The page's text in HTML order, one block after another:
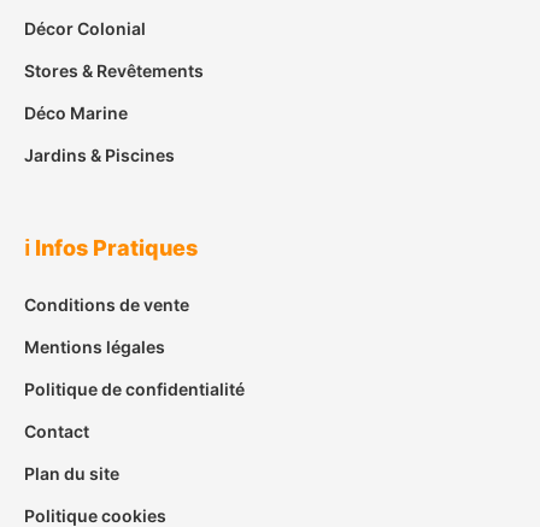
Décor Colonial
Stores & Revêtements
Déco Marine
Jardins & Piscines
ℹ️ Infos Pratiques
Conditions de vente
Mentions légales
Politique de confidentialité
Contact
Plan du site
Politique cookies